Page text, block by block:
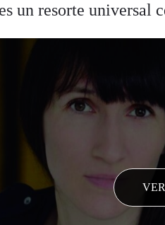
un resorte universal